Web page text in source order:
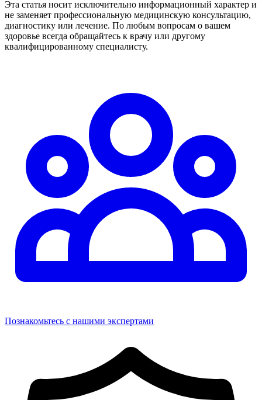
Эта статья носит исключительно информационный характер и
не заменяет профессиональную медицинскую консультацию,
диагностику или лечение. По любым вопросам о вашем
здоровье всегда обращайтесь к врачу или другому
квалифицированному специалисту.
Познакомьтесь с нашими экспертами